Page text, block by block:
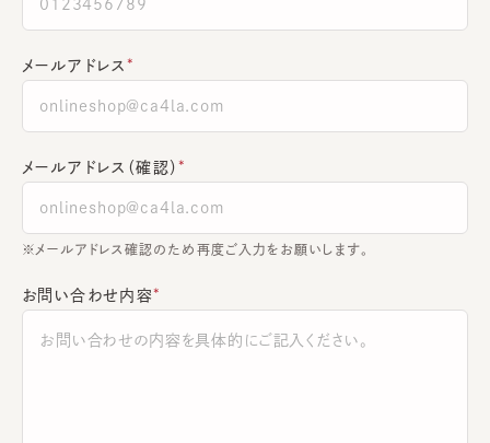
メールアドレス
メールアドレス（確認）
※メールアドレス確認のため再度ご入力をお願いします。
お問い合わせ内容